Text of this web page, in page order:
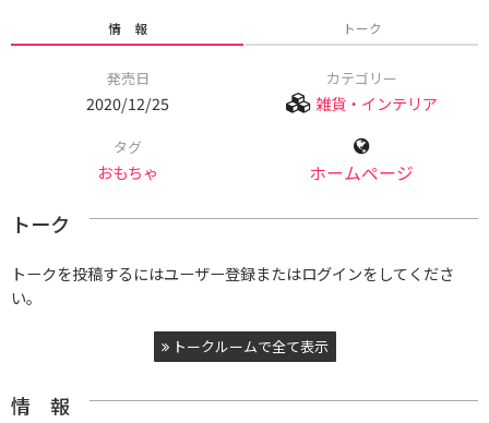
情 報 トーク
発売日
2020/12/25
カテゴリー
雑貨・インテリア
タグ
おもちゃ ホームページ
トーク
トークを投稿するにはユーザー登録またはログインをしてくださ
い。
トークルームで全て表示
情 報